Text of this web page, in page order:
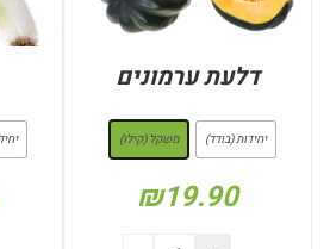
דלעת ערמונים
יחידות (בודד) משקל (קילו)
₪19.90